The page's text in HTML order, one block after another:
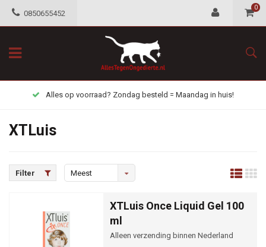
0850655452
0
Alles op voorraad? Zondag besteld = Maandag in huis!
XTLuis
Filter
Meest
XTLuis Once Liquid Gel 100
ml
Alleen verzending binnen Nederland